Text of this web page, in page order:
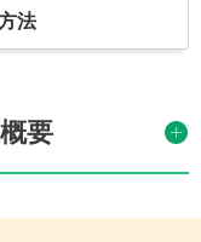
法
要